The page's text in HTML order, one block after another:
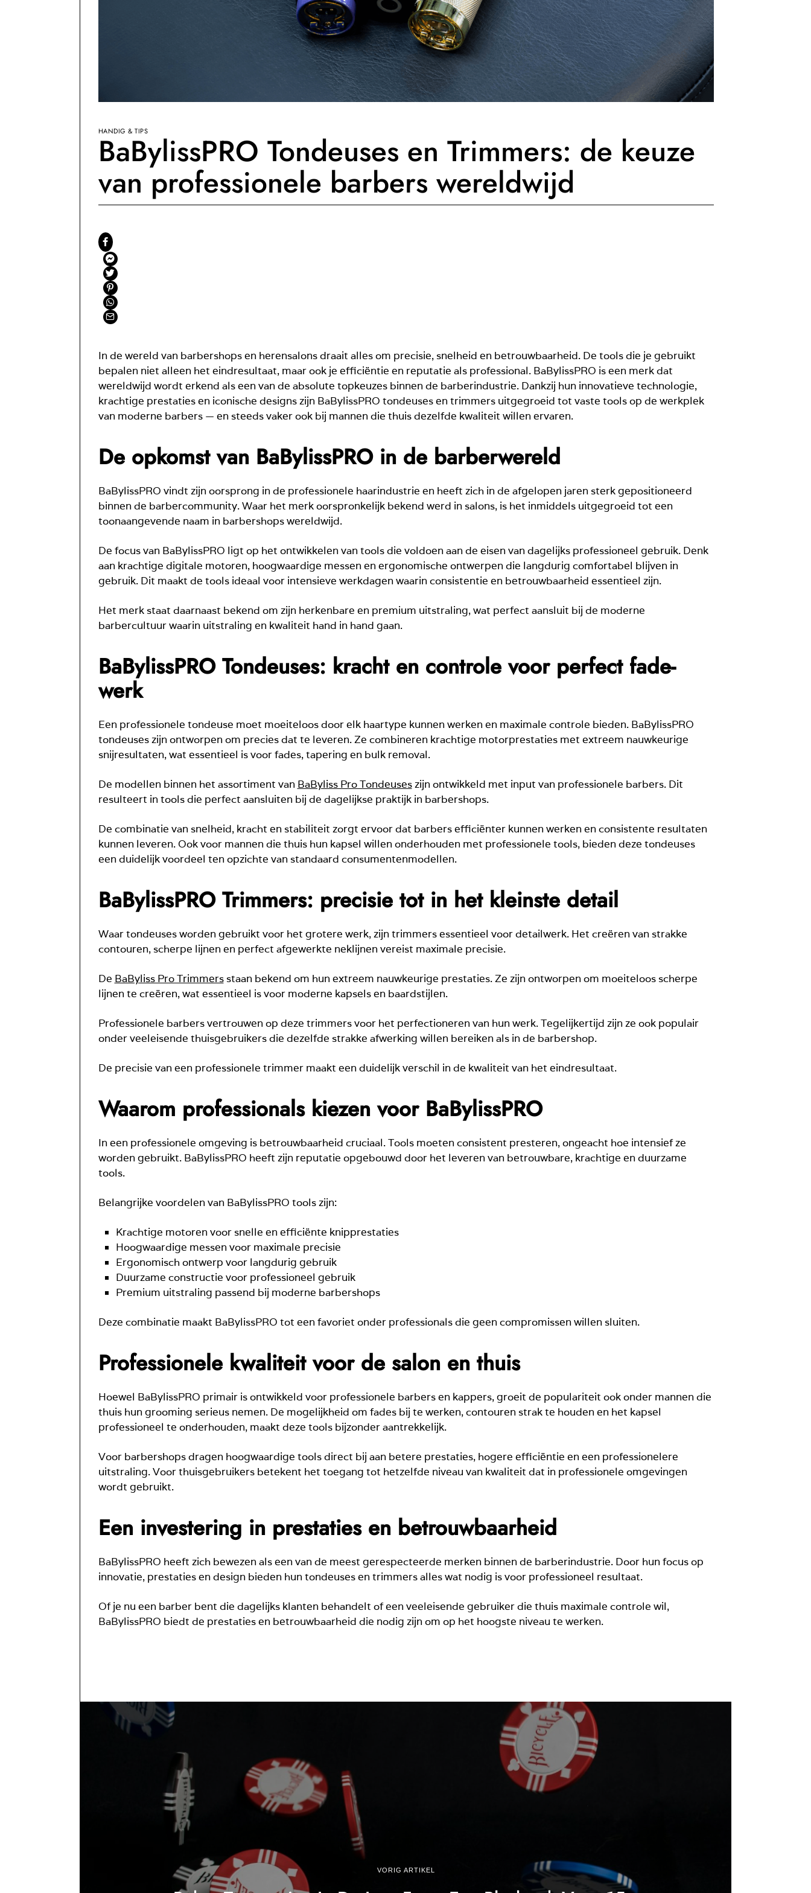
HANDIG & TIPS
BaBylissPRO Tondeuses en Trimmers: de keuze
van professionele barbers wereldwijd
In de wereld van barbershops en herensalons draait alles om precisie, snelheid en betrouwbaarheid. De tools die je gebruikt
bepalen niet alleen het eindresultaat, maar ook je efficiëntie en reputatie als professional. BaBylissPRO is een merk dat
wereldwijd wordt erkend als een van de absolute topkeuzes binnen de barberindustrie. Dankzij hun innovatieve technologie,
krachtige prestaties en iconische designs zijn BaBylissPRO tondeuses en trimmers uitgegroeid tot vaste tools op de werkplek
van moderne barbers — en steeds vaker ook bij mannen die thuis dezelfde kwaliteit willen ervaren.
De opkomst van BaBylissPRO in de barberwereld
BaBylissPRO vindt zijn oorsprong in de professionele haarindustrie en heeft zich in de afgelopen jaren sterk gepositioneerd
binnen de barbercommunity. Waar het merk oorspronkelijk bekend werd in salons, is het inmiddels uitgegroeid tot een
toonaangevende naam in barbershops wereldwijd.
De focus van BaBylissPRO ligt op het ontwikkelen van tools die voldoen aan de eisen van dagelijks professioneel gebruik. Denk
aan krachtige digitale motoren, hoogwaardige messen en ergonomische ontwerpen die langdurig comfortabel blijven in
gebruik. Dit maakt de tools ideaal voor intensieve werkdagen waarin consistentie en betrouwbaarheid essentieel zijn.
Het merk staat daarnaast bekend om zijn herkenbare en premium uitstraling, wat perfect aansluit bij de moderne
barbercultuur waarin uitstraling en kwaliteit hand in hand gaan.
BaBylissPRO Tondeuses: kracht en controle voor perfect fade-
werk
Een professionele tondeuse moet moeiteloos door elk haartype kunnen werken en maximale controle bieden. BaBylissPRO
tondeuses zijn ontworpen om precies dat te leveren. Ze combineren krachtige motorprestaties met extreem nauwkeurige
snijresultaten, wat essentieel is voor fades, tapering en bulk removal.
De modellen binnen het assortiment van BaByliss Pro Tondeuseszijn ontwikkeld met input van professionele barbers. Dit
resulteert in tools die perfect aansluiten bij de dagelijkse praktijk in barbershops.
De combinatie van snelheid, kracht en stabiliteit zorgt ervoor dat barbers efficiënter kunnen werken en consistente resultaten
kunnen leveren. Ook voor mannen die thuis hun kapsel willen onderhouden met professionele tools, bieden deze tondeuses
een duidelijk voordeel ten opzichte van standaard consumentenmodellen.
BaBylissPRO Trimmers: precisie tot in het kleinste detail
Waar tondeuses worden gebruikt voor het grotere werk, zijn trimmers essentieel voor detailwerk. Het creëren van strakke
contouren, scherpe lijnen en perfect afgewerkte neklijnen vereist maximale precisie.
De BaByliss Pro Trimmersstaan bekend om hun extreem nauwkeurige prestaties. Ze zijn ontworpen om moeiteloos scherpe
lijnen te creëren, wat essentieel is voor moderne kapsels en baardstijlen.
Professionele barbers vertrouwen op deze trimmers voor het perfectioneren van hun werk. Tegelijkertijd zijn ze ook populair
onder veeleisende thuisgebruikers die dezelfde strakke afwerking willen bereiken als in de barbershop.
De precisie van een professionele trimmer maakt een duidelijk verschil in de kwaliteit van het eindresultaat.
Waarom professionals kiezen voor BaBylissPRO
In een professionele omgeving is betrouwbaarheid cruciaal. Tools moeten consistent presteren, ongeacht hoe intensief ze
worden gebruikt. BaBylissPRO heeft zijn reputatie opgebouwd door het leveren van betrouwbare, krachtige en duurzame
tools.
Belangrijke voordelen van BaBylissPRO tools zijn:
Krachtige motoren voor snelle en efficiënte knipprestaties
Hoogwaardige messen voor maximale precisie
Ergonomisch ontwerp voor langdurig gebruik
Duurzame constructie voor professioneel gebruik
Premium uitstraling passend bij moderne barbershops
Deze combinatie maakt BaBylissPRO tot een favoriet onder professionals die geen compromissen willen sluiten.
Professionele kwaliteit voor de salon en thuis
Hoewel BaBylissPRO primair is ontwikkeld voor professionele barbers en kappers, groeit de populariteit ook onder mannen die
thuis hun grooming serieus nemen. De mogelijkheid om fades bij te werken, contouren strak te houden en het kapsel
professioneel te onderhouden, maakt deze tools bijzonder aantrekkelijk.
Voor barbershops dragen hoogwaardige tools direct bij aan betere prestaties, hogere efficiëntie en een professionelere
uitstraling. Voor thuisgebruikers betekent het toegang tot hetzelfde niveau van kwaliteit dat in professionele omgevingen
wordt gebruikt.
Een investering in prestaties en betrouwbaarheid
BaBylissPRO heeft zich bewezen als een van de meest gerespecteerde merken binnen de barberindustrie. Door hun focus op
innovatie, prestaties en design bieden hun tondeuses en trimmers alles wat nodig is voor professioneel resultaat.
Of je nu een barber bent die dagelijks klanten behandelt of een veeleisende gebruiker die thuis maximale controle wil,
BaBylissPRO biedt de prestaties en betrouwbaarheid die nodig zijn om op het hoogste niveau te werken.
VORIG ARTIKEL